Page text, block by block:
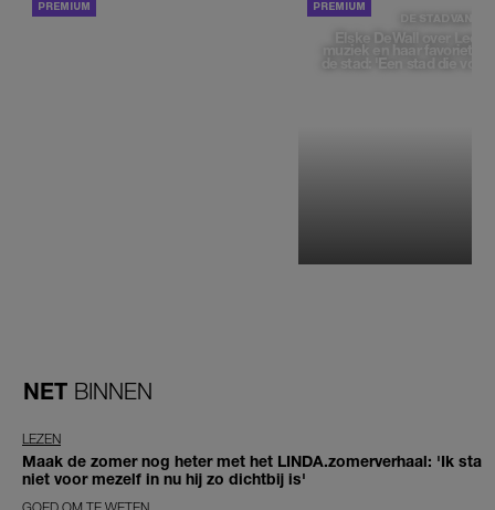
DE STAD VAN
Elske DeWall over
muziek en haar favoriete
de stad: 'Een stad die
NET BINNEN
LEZEN
Maak de zomer nog heter met het LINDA.zomerverhaal: 'Ik sta
niet voor mezelf in nu hij zo dichtbij is'